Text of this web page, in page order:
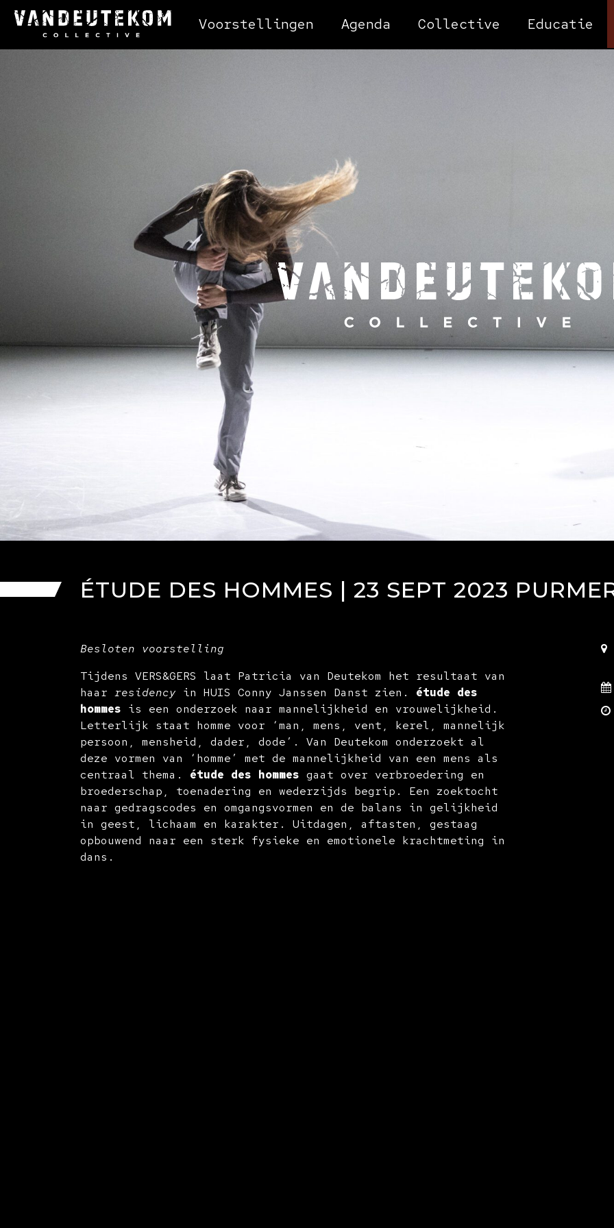
Voorstellingen Agenda Collective Educatie
ÉTUDE DES HOMMES | 23 SEPT 2023
Besloten voorstelling
Tijdens VERS&GERS laat Patricia van Deutekom het resultaat van
haar residency in HUIS Conny Janssen Danst zien. étude des
hommes is een onderzoek naar mannelijkheid en vrouwelijkheid.
Letterlijk staat homme voor ‘man, mens, vent, kerel, mannelijk
persoon, mensheid, dader, dode’. Van Deutekom onderzoekt al
deze vormen van ‘homme’ met de mannelijkheid van een mens als
centraal thema. étude des hommes gaat over verbroedering en
broederschap, toenadering en wederzijds begrip. Een zoektocht
naar gedragscodes en omgangsvormen en de balans in gelijkheid
in geest, lichaam en karakter. Uitdagen, aftasten, gestaag
opbouwend naar een sterk fysieke en emotionele krachtmeting in
dans.